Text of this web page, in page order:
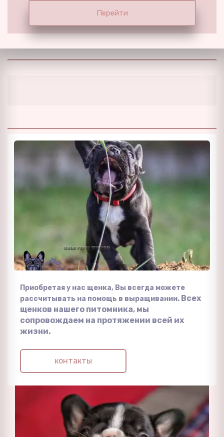
Перейти
Приобретая у нас щенка, Вы всегда можете
рассчитывать на помощь в выращивании. Всех
щенков нашего питомника, мы
сопровождаем на протяжении всей их
жизни.
контакты